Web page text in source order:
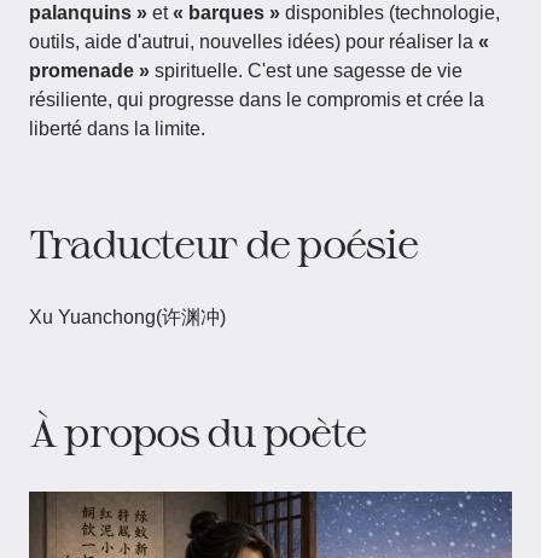
palanquins » et« barques » disponibles (technologie,
outils, aide d'autrui, nouvelles idées) pour réaliser la «
promenade » spirituelle. C'est une sagesse de vie
résiliente, qui progresse dans le compromis et crée la
liberté dans la limite.
Traducteur de poésie
Xu Yuanchong(许渊冲)
À propos du poète